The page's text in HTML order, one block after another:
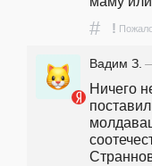
# !
Вадим З. —
Ничего